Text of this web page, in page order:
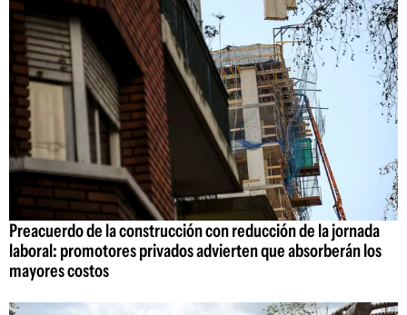
Preacuerdo de la construcción con reducción de la jornada
laboral: promotores privados advierten que absorberán los
mayores costos